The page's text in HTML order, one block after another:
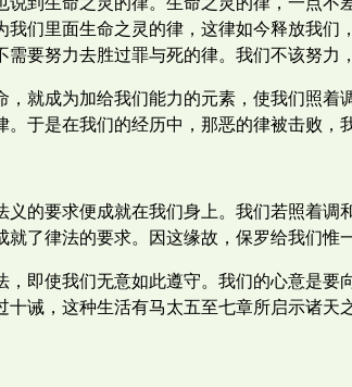
们里面生命之灵的律，这律如今释放我们
要努力去胜过罪与死的律。我们不该努力
就成为加给我们能力的元素，使我们照
于是在我们的经历中，那恶的律被击败，
的要求便成就在我们身上。我们若照着
了律法的要求。因这缘故，保罗给我们惟
即使我们无意如此遵守。我们的心意是
诫，这种生活有马太五至七章所启示诸